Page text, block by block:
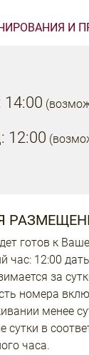
И
14:00
12:00
готов к
час: 12:00
за
номера
менее
сутки в
часа.